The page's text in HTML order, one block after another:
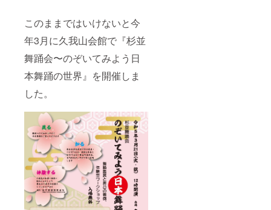
このままではいけないと今
年3月に久我山会館で『杉並
舞踊会〜のぞいてみよう日
本舞踊の世界』を開催しま
した。